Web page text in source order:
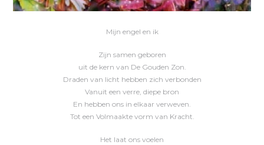
Mijn engel en ik
Zijn samen geboren
uit de kern van De Gouden Zon.
Draden van licht hebben zich verbonden
Vanuit een verre, diepe bron
En hebben ons in elkaar verweven.
Tot een Volmaakte vorm van Kracht.
Het laat ons voelen